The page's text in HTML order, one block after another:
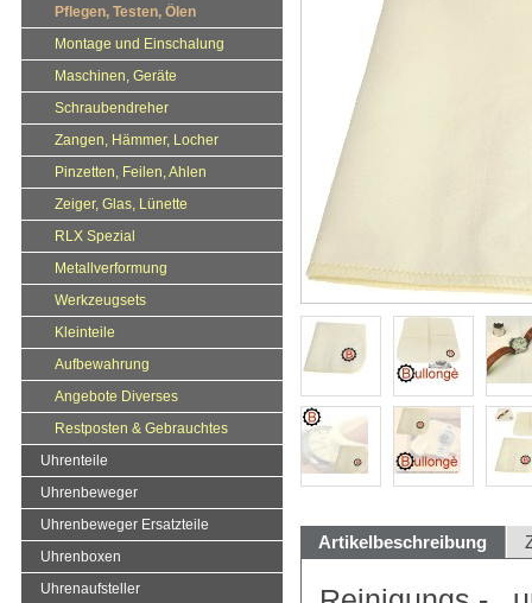
Artikelbeschreibung
Pflegen, Testen, Ölen
Montage und Einschalung
Maschinen, Geräte
Schraubendreher
Zangen, Hämmer, Locher
Pinzetten, Feilen, Ahlen
Zeiger, Glas, Lünette
RLX Spezial
Metallverformung
Werkzeugsets
Kleinteile
Aufbewahrung
Angebote Diverses
Restposten & Gebrauchtes
Uhrenteile
Uhrenbeweger
Uhrenbeweger Ersatzteile
Uhrenboxen
Uhrenaufsteller